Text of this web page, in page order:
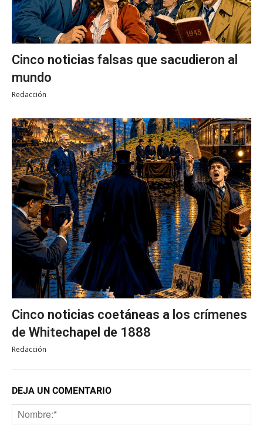
Cinco noticias falsas que sacudieron al
mundo
Redacción
Cinco noticias coetáneas a los crímenes
de Whitechapel de 1888
Redacción
DEJA UN COMENTARIO